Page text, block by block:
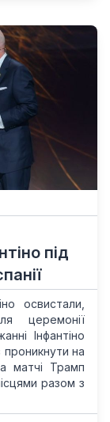
під
освистали,
церемонії
Інфантіно
на
матчі Трамп
разом з